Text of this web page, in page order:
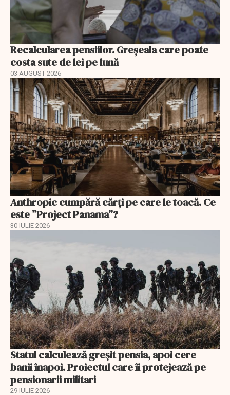
Recalcularea pensiilor. Greșeala care poate
costa sute de lei pe lună
03 AUGUST 2026
Anthropic cumpără cărți pe care le toacă. Ce
este ”Project Panama”?
30 IULIE 2026
Statul calculează greșit pensia, apoi cere
banii înapoi. Proiectul care îi protejează pe
pensionarii militari
29 IULIE 2026